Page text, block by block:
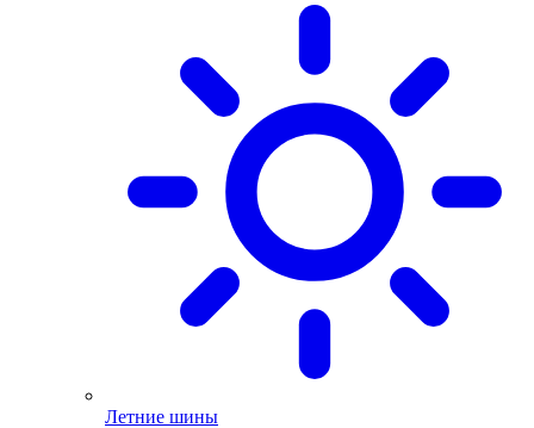
Летние шины